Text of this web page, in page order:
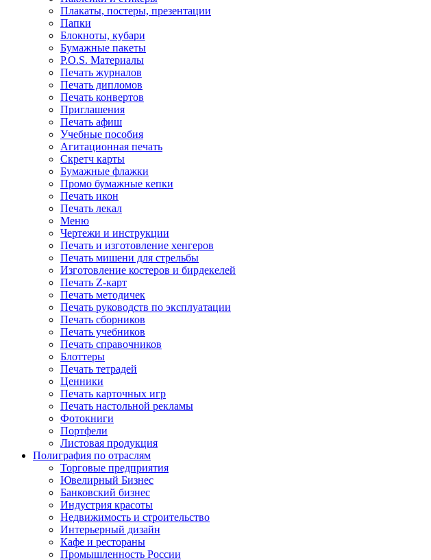
Плакаты, постеры, презентации
Папки
Блокноты, кубари
Бумажные пакеты
P.O.S. Материалы
Печать журналов
Печать дипломов
Печать конвертов
Приглашения
Печать афиш
Учебные пособия
Агитационная печать
Скретч карты
Бумажные флажки
Промо бумажные кепки
Печать икон
Печать лекал
Меню
Чертежи и инструкции
Печать и изготовление хенгеров
Печать мишени для стрельбы
Изготовление костеров и бирдекелей
Печать Z-карт
Печать методичек
Печать руководств по эксплуатации
Печать сборников
Печать учебников
Печать справочников
Блоттеры
Печать тетрадей
Ценники
Печать карточных игр
Печать настольной рекламы
Фотокниги
Портфели
Листовая продукция
Полиграфия по отраслям
Торговые предприятия
Ювелирный Бизнес
Банковский бизнес
Индустрия красоты
Недвижимость и строительство
Интерьерный дизайн
Кафе и рестораны
Промышленность России